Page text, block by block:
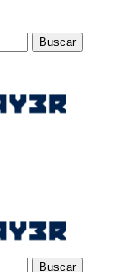
Buscar
Buscar